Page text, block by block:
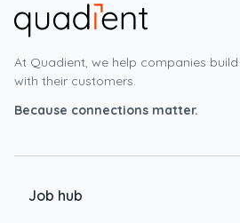
At Quadient, we help companies
with their customers.
Because connections matter.
Job hub